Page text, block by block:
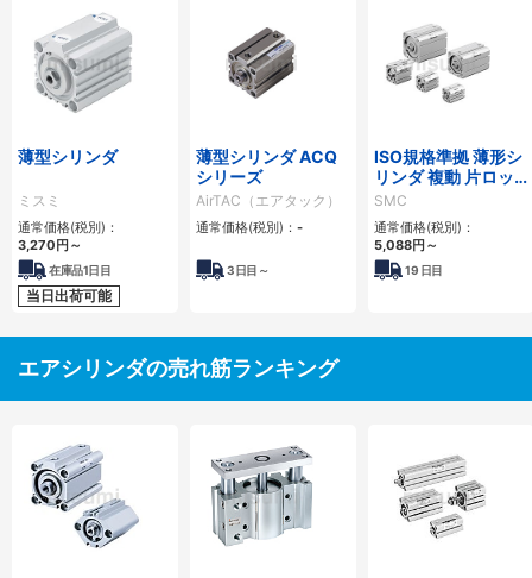
薄型シリンダ
ミスミ
通常価格(税別)：
3,270 円 ～
在庫品1日目
当日出荷可能
薄型シリンダ ACQ
シリーズ
AirTAC（エアタック）
通常価格(税別)： -
3日目～
ISO規格準拠 薄形シ
リンダ 複動 片ロッ
ド C55シリーズ
SMC
通常価格(税別)：
5,088円 ～
19 日目
エアシリンダの売れ筋ランキング